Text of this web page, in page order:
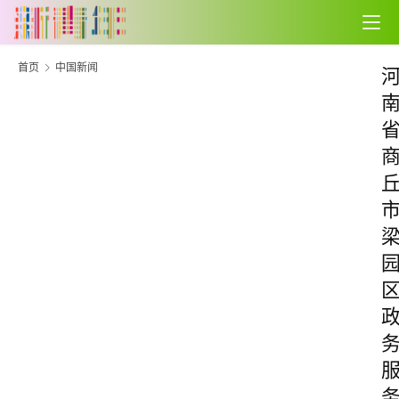
首页 中国新闻